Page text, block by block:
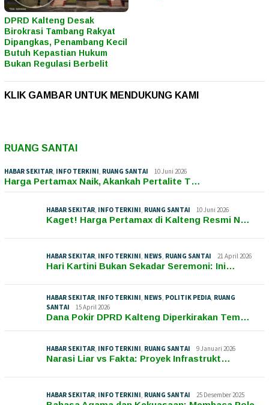
DPRD Kalteng Desak
Birokrasi Tambang Rakyat
Dipangkas, Penambang Kecil
Butuh Kepastian Hukum
Bukan Regulasi Berbelit
KLIK GAMBAR UNTUK MENDUKUNG KAMI
RUANG SANTAI
HABAR SEKITAR, INFO TERKINI, RUANG SANTAI 10 Juni 2026
Harga Pertamax Naik, Akankah Pertalite T…
HABAR SEKITAR, INFO TERKINI, RUANG SANTAI 10 Juni 2026
Kaget! Harga Pertamax di Kalteng Resmi N…
HABAR SEKITAR, INFO TERKINI, NEWS, RUANG SANTAI 21 April 2026
Hari Kartini Bukan Sekadar Seremoni: Ini…
HABAR SEKITAR, INFO TERKINI, NEWS, POLITIK PEDIA, RUANG
SANTAI
15 April 2026
Dana Pokir DPRD Kalteng Diperkirakan Tem…
HABAR SEKITAR, INFO TERKINI, RUANG SANTAI 9 Januari 2026
Narasi Liar vs Fakta: Proyek Infrastrukt…
HABAR SEKITAR, INFO TERKINI, RUANG SANTAI 25 Desember 2025